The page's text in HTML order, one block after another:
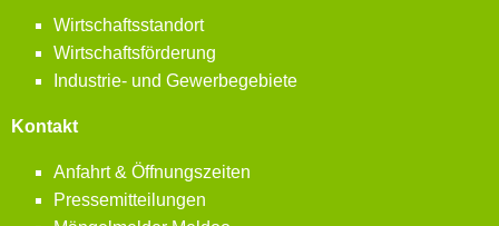
Wirtschaftsstandort
Wirtschaftsförderung
Industrie- und Gewerbegebiete
Kontakt
Anfahrt & Öffnungszeiten
Pressemitteilungen